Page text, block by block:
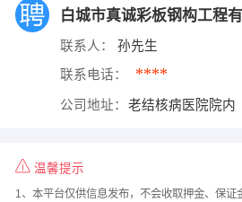
白城市真诚彩板钢构工程
联系人： 孙先生
联系电话： ****
公司地址： 老结核病医院院内
温馨提示
1、本平台仅供信息发布，不会收取押金、保证